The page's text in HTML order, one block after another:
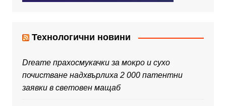
Технологични новини
Dreame прахосмукачки за мокро и сухо
почистване надхвърлиха 2 000 патентни
заявки в световен мащаб